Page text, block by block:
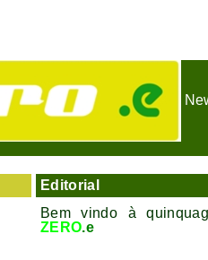
Editorial
Bem vindo à
ZERO.e